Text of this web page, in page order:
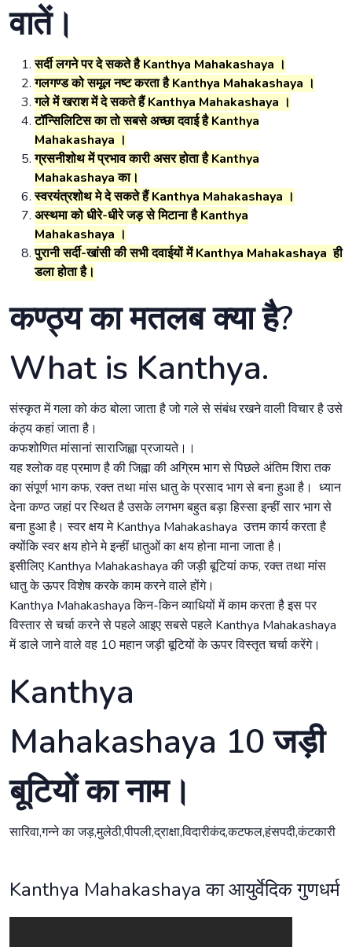
वातें।
सर्दी लगने पर दे सकते है Kanthya Mahakashaya ।
गलगण्ड को समूल नष्ट करता है Kanthya Mahakashaya ।
गले में खराश में दे सकते हैं Kanthya Mahakashaya ।
टॉन्सिलिटिस का तो सबसे अच्छा दवाई है Kanthya
Mahakashaya ।
ग्रसनीशोथ में प्रभाव कारी असर होता है Kanthya
Mahakashaya का।
स्वरयंत्रशोथ मे दे सकते हैं Kanthya Mahakashaya ।
अस्थमा को धीरे-धीरे जड़ से मिटाना है Kanthya
Mahakashaya ।
पुरानी सर्दी-खांसी की सभी दवाईयों में Kanthya Mahakashaya ही
डला होता है।
कण्ठ्य का मतलब क्या है?
What is Kanthya.
संस्कृत में गला को कंठ बोला जाता है जो गले से संबंध रखने वाली विचार है उसे
कंठ्य कहां जाता है।
कफशोणित मांसानां साराजिह्वा प्रजायते।।
यह श्लोक वह प्रमाण है की जिह्वा की अग्रिम भाग से पिछले अंतिम शिरा तक
का संपूर्ण भाग कफ, रक्त तथा मांस धातु के प्रसाद भाग से बना हुआ है। ध्यान
देना कण्ठ जहां पर स्थित है उसके लगभग बहुत बड़ा हिस्सा इन्हीं सार भाग से
बना हुआ है। स्वर क्षय मे Kanthya Mahakashaya उत्तम कार्य करता है
क्योंकि स्वर क्षय होने मे इन्हीं धातुओं का क्षय होना माना जाता है।
इसीलिए Kanthya Mahakashaya की जड़ी बूटियां कफ, रक्त तथा मांस
धातु के ऊपर विशेष करके काम करने वाले होंगे।
Kanthya Mahakashaya किन-किन व्याधियों में काम करता है इस पर
विस्तार से चर्चा करने से पहले आइए सबसे पहले Kanthya Mahakashaya
में डाले जाने वाले वह 10 महान जड़ी बूटियों के ऊपर विस्तृत चर्चा करेंगे।
Kanthya
Mahakashaya 10 जड़ी
बूटियों का नाम।
सारिवा,गन्ने का जड़,मुलेठी,पीपली,द्राक्षा,विदारीकंद,कटफल,हंसपदी,कंटकारी
Kanthya Mahakashaya का आयुर्वेदिक गुणधर्म